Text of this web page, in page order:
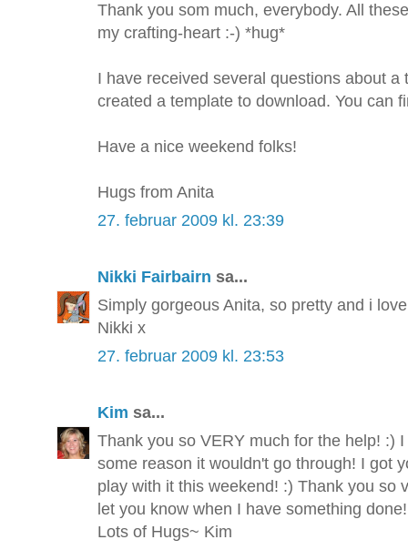
Thank you som much, everybody. All
my crafting-heart :-) *hug*
I have received several questions about a
created a template to download. You can
Have a nice weekend folks!
Hugs from Anita
27. februar 2009 kl. 23:39
Nikki Fairbairn sa...
Simply gorgeous Anita, so pretty and i
Nikki x
27. februar 2009 kl. 23:53
Kim sa...
Thank you so VERY much for the help! :)
some reason it wouldn't go through! I got
play with it this weekend! :) Thank you so
let you know when I have something
Lots of Hugs~ Kim